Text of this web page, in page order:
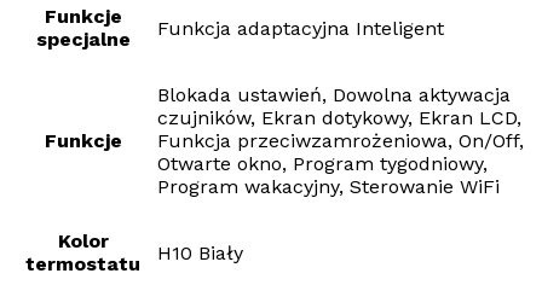
Funkcje
specjalne
Funkcja adaptacyjna Inteligent
Funkcje
Blokada ustawień, Dowolna aktywacja
czujników, Ekran dotykowy, Ekran LCD,
Funkcja przeciwzamrożeniowa, On/Off,
Otwarte okno, Program tygodniowy,
Program wakacyjny, Sterowanie WiFi
Kolor
termostatu
H10 Biały